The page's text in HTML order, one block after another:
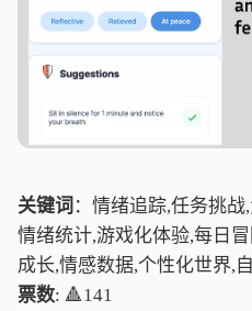
关键词 ：情绪追踪,任务挑
情绪统计,游戏化体验,每日
成长,情感数据,个性化世界,
票数: 🔺141